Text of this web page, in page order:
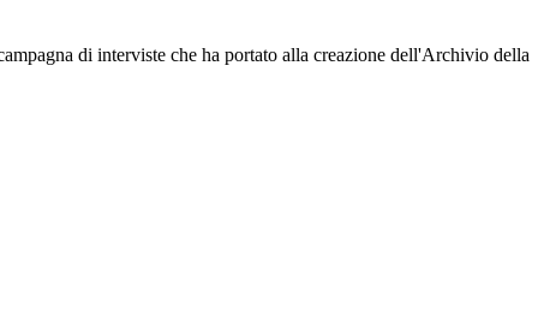
di interviste che ha portato alla creazione dell'Archivio della